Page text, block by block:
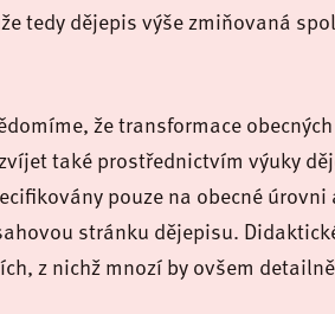
tedy dějepis výše zmiňovaná
že transformace
také prostřednictvím výuky
pouze na obecné
stránku dějepisu.
z nichž mnozí by ovšem